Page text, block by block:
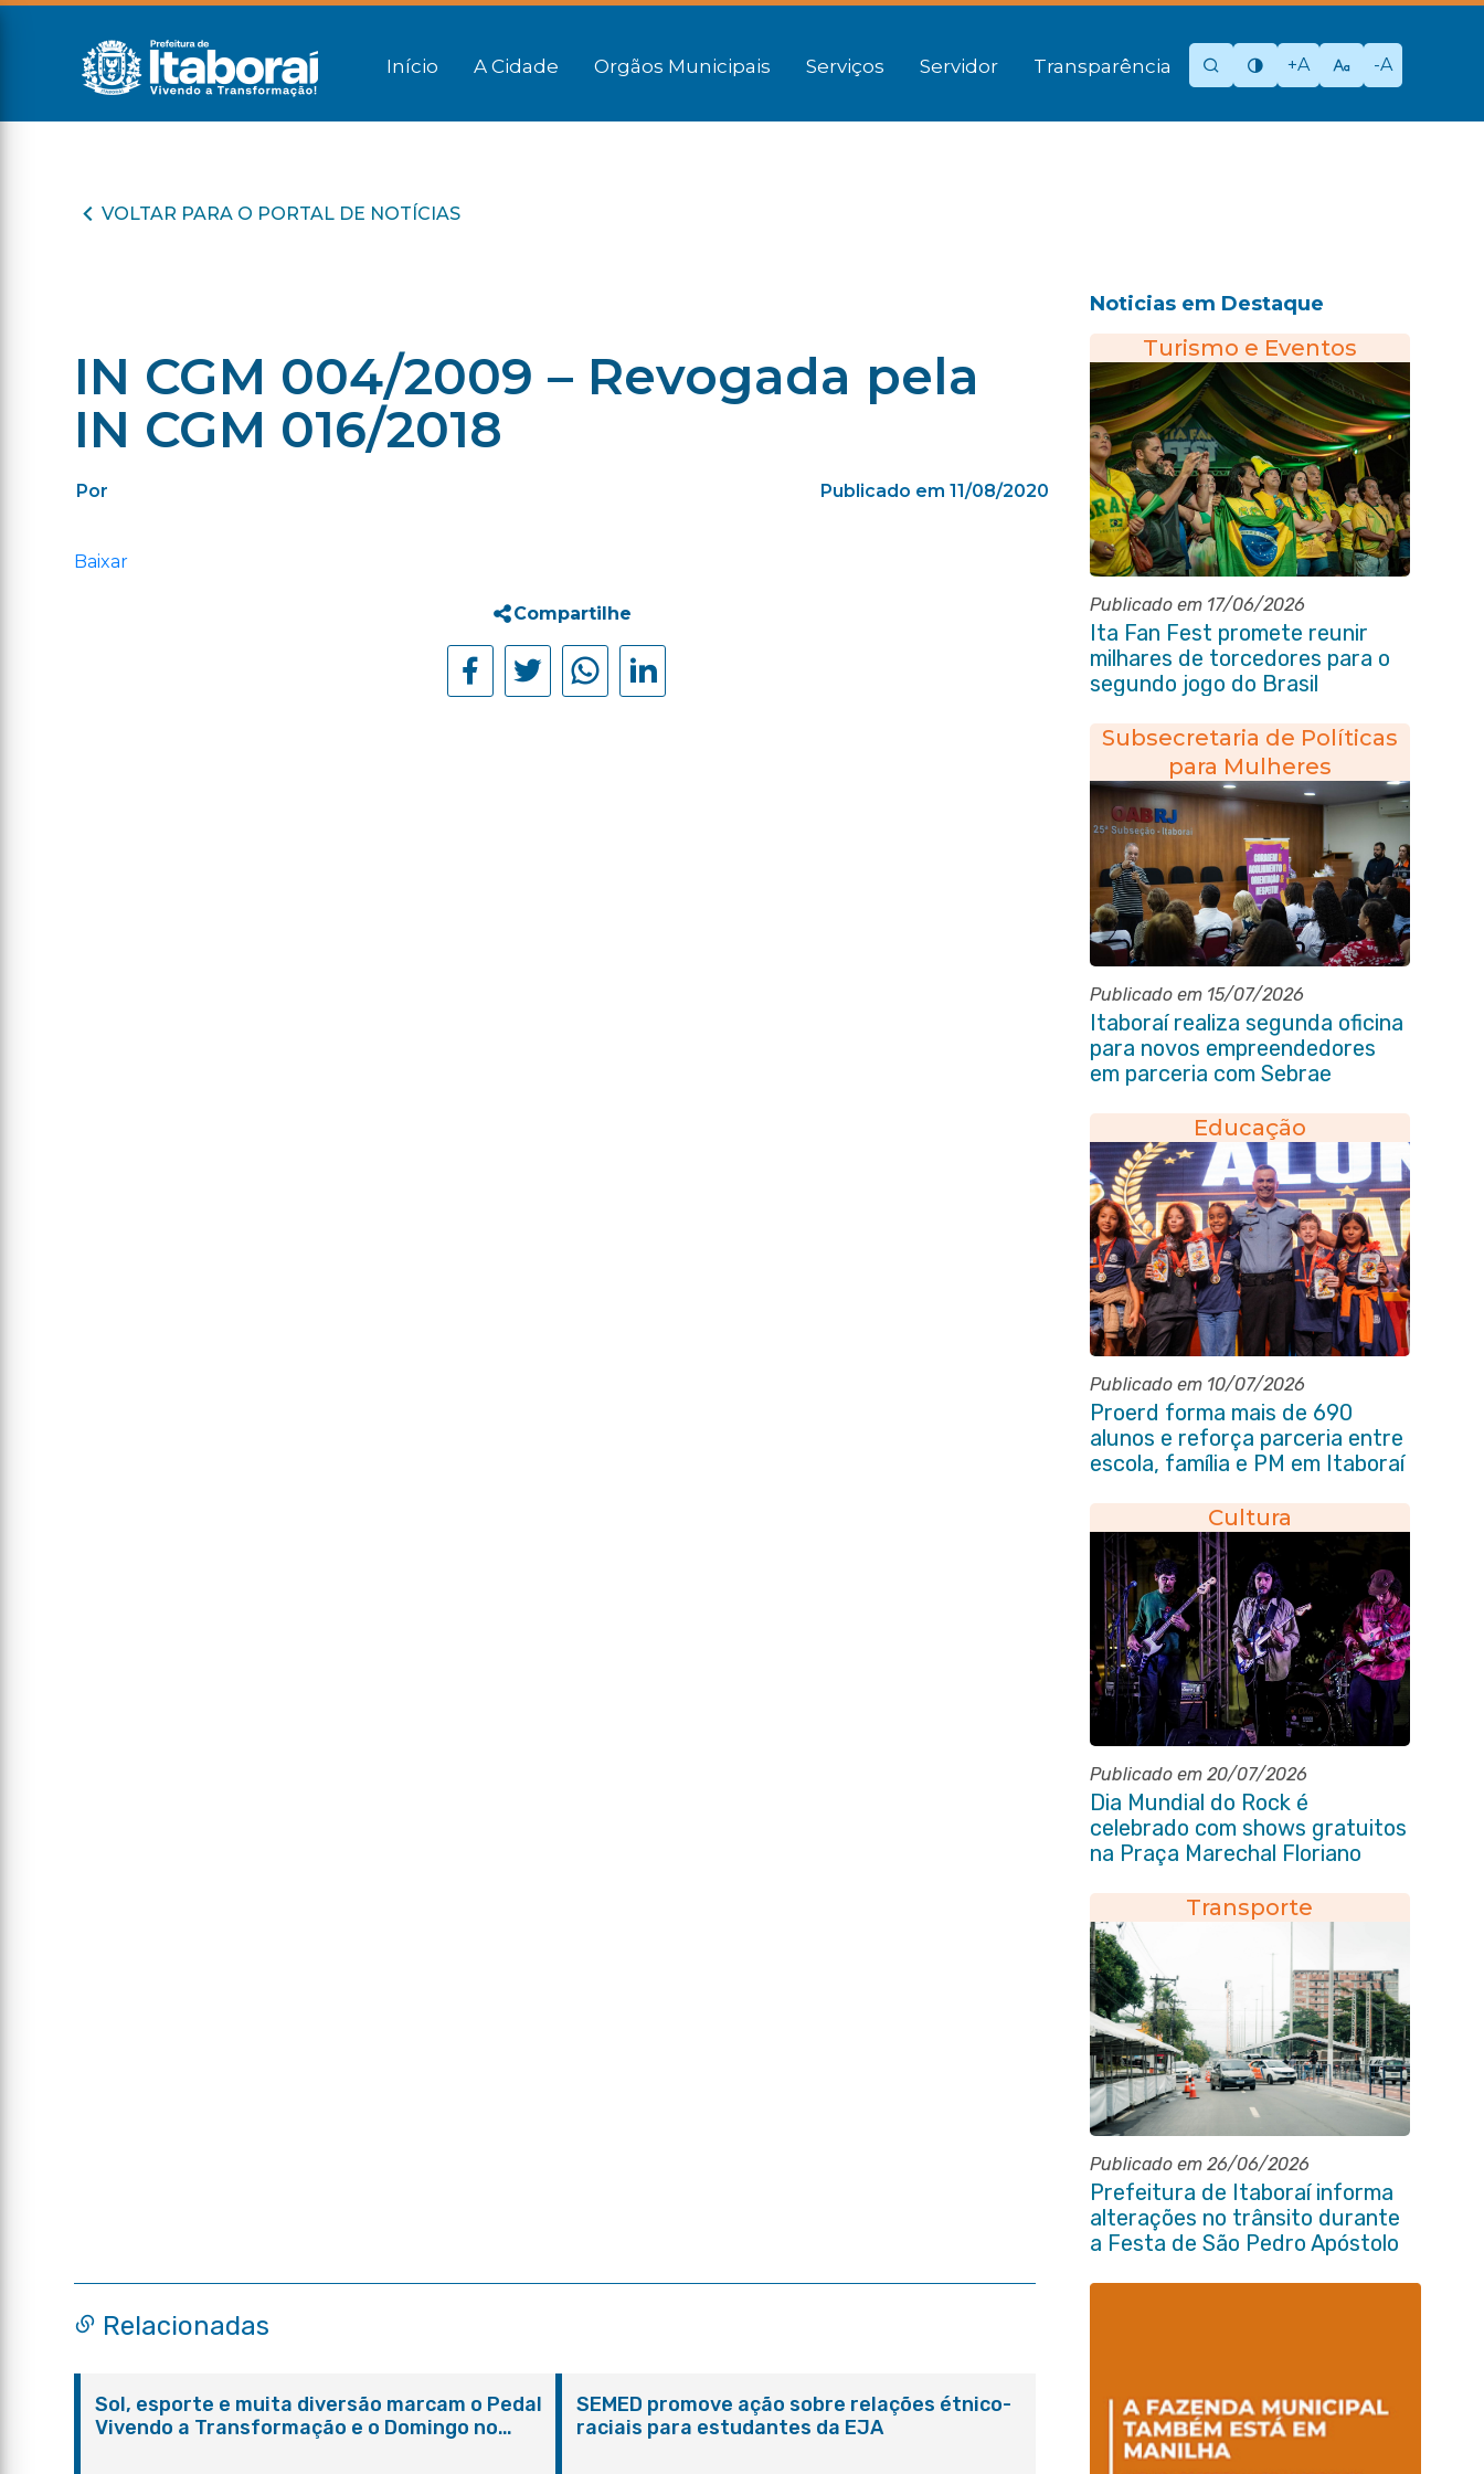
Início A Cidade Orgãos Municipais Serviços Servidor Transparência +A -A
VOLTAR PARA O PORTAL DE NOTÍCIAS
IN CGM 004/2009 – Revogada pela
IN CGM 016/2018
Por Publicado em 11/08/2020
Baixar
Compartilhe
Noticias em Destaque
Turismo e Eventos
Publicado em 17/06/2026
Ita Fan Fest promete reunir
milhares de torcedores para o
segundo jogo do Brasil
Subsecretaria de Políticas
para Mulheres
Publicado em 15/07/2026
Itaboraí realiza segunda oficina
para novos empreendedores
em parceria com Sebrae
Educação
Publicado em 10/07/2026
Proerd forma mais de 690
alunos e reforça parceria entre
escola, família e PM em Itaboraí
Cultura
Publicado em 20/07/2026
Dia Mundial do Rock é
celebrado com shows gratuitos
na Praça Marechal Floriano
Transporte
Publicado em 26/06/2026
Prefeitura de Itaboraí informa
alterações no trânsito durante
a Festa de São Pedro Apóstolo
Relacionadas
Sol, esporte e muita diversão marcam o Pedal
Vivendo a Transformação e o Domingo no
SEMED promove ação sobre relações étnico-
raciais para estudantes da EJA